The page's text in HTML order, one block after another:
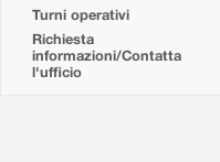
Turni operativi
Richiesta
informazioni/Contatta
l'ufficio